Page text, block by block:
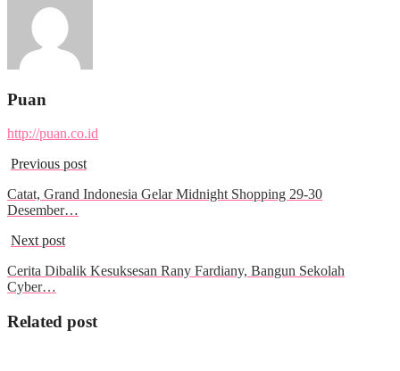
Puan
http://puan.co.id
Previous post
Catat, Grand Indonesia Gelar Midnight Shopping 29-30
Desember…
Next post
Cerita Dibalik Kesuksesan Rany Fardiany, Bangun Sekolah
Cyber…
Related post